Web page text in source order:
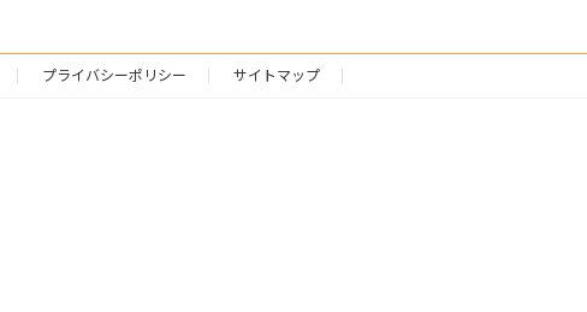
プライバシーポリシー サイトマップ